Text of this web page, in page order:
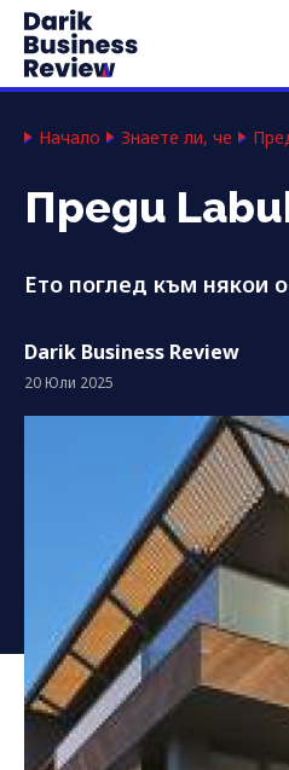
Начало Знаете ли, че
Преди
Ето поглед към някои
Darik Business Review
20 Юли 2025